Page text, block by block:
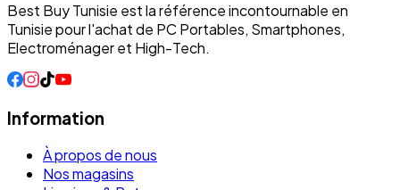
Best Buy Tunisie est la référence incontournable en
Tunisie pour l'achat de PC Portables, Smartphones,
Electroménager et High-Tech.
Information
À propos de nous
Nos magasins